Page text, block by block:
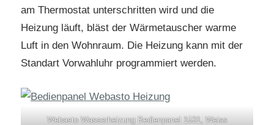
am Thermostat unterschritten wird und die
Heizung läuft, bläst der Wärmetauscher warme
Luft in den Wohnraum. Die Heizung kann mit der
Standart Vorwahluhr programmiert werden.
Webasto Wasserheizung Bedienpanel 1531, Weiss